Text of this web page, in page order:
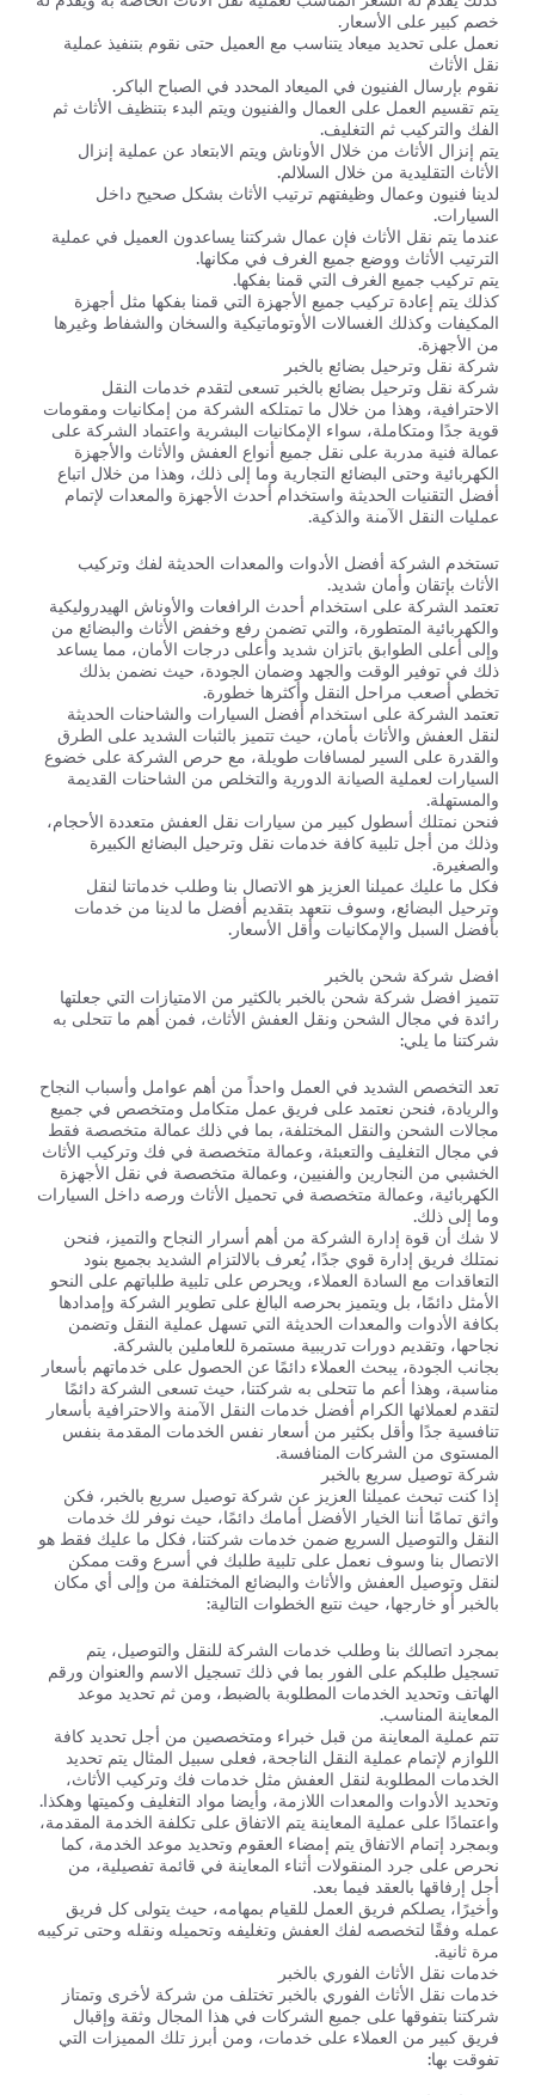
خصم كبير على الأسعار.
نعمل على تحديد ميعاد يتناسب مع العميل حتى نقوم بتنفيذ عملية
نقل الأثاث
نقوم بإرسال الفنيون في الميعاد المحدد في الصباح الباكر.
يتم تقسيم العمل على العمال والفنيون ويتم البدء بتنظيف الأثاث ثم
الفك والتركيب ثم التغليف.
يتم إنزال الأثاث من خلال الأوناش ويتم الابتعاد عن عملية إنزال
الأثاث التقليدية من خلال السلالم.
لدينا فنيون وعمال وظيفتهم ترتيب الأثاث بشكل صحيح داخل
السيارات.
عندما يتم نقل الأثاث فإن عمال شركتنا يساعدون العميل في عملية
الترتيب الأثاث ووضع جميع الغرف في مكانها.
يتم تركيب جميع الغرف التي قمنا بفكها.
كذلك يتم إعادة تركيب جميع الأجهزة التي قمنا بفكها مثل أجهزة
المكيفات وكذلك الغسالات الأوتوماتيكية والسخان والشفاط وغيرها
من الأجهزة.
شركة نقل وترحيل بضائع بالخبر
شركة نقل وترحيل بضائع بالخبر تسعى لتقدم خدمات النقل
الاحترافية، وهذا من خلال ما تمتلكه الشركة من إمكانيات ومقومات
قوية جدًا ومتكاملة، سواء الإمكانيات البشرية واعتماد الشركة على
عمالة فنية مدربة على نقل جميع أنواع العفش والأثاث والأجهزة
الكهربائية وحتى البضائع التجارية وما إلى ذلك، وهذا من خلال اتباع
أفضل التقنيات الحديثة واستخدام أحدث الأجهزة والمعدات لإتمام
عمليات النقل الآمنة والذكية.
تستخدم الشركة أفضل الأدوات والمعدات الحديثة لفك وتركيب
الأثاث بإتقان وأمان شديد.
تعتمد الشركة على استخدام أحدث الرافعات والأوناش الهيدروليكية
والكهربائية المتطورة، والتي تضمن رفع وخفض الأثاث والبضائع من
وإلى أعلى الطوابق باتزان شديد وأعلى درجات الأمان، مما يساعد
ذلك في توفير الوقت والجهد وضمان الجودة، حيث نضمن بذلك
تخطي أصعب مراحل النقل وأكثرها خطورة.
تعتمد الشركة على استخدام أفضل السيارات والشاحنات الحديثة
لنقل العفش والأثاث بأمان، حيث تتميز بالثبات الشديد على الطرق
والقدرة على السير لمسافات طويلة، مع حرص الشركة على خضوع
السيارات لعملية الصيانة الدورية والتخلص من الشاحنات القديمة
والمستهلة.
فنحن نمتلك أسطول كبير من سيارات نقل العفش متعددة الأحجام،
وذلك من أجل تلبية كافة خدمات نقل وترحيل البضائع الكبيرة
والصغيرة.
فكل ما عليك عميلنا العزيز هو الاتصال بنا وطلب خدماتنا لنقل
وترحيل البضائع، وسوف نتعهد بتقديم أفضل ما لدينا من خدمات
بأفضل السبل والإمكانيات وأقل الأسعار.
افضل شركة شحن بالخبر
تتميز افضل شركة شحن بالخبر بالكثير من الامتيازات التي جعلتها
رائدة في مجال الشحن ونقل العفش الأثاث، فمن أهم ما تتحلى به
شركتنا ما يلي:
تعد التخصص الشديد في العمل واحداً من أهم عوامل وأسباب النجاح
والريادة، فنحن نعتمد على فريق عمل متكامل ومتخصص في جميع
مجالات الشحن والنقل المختلفة، بما في ذلك عمالة متخصصة فقط
في مجال التغليف والتعبئة، وعمالة متخصصة في فك وتركيب الأثاث
الخشبي من النجارين والفنيين، وعمالة متخصصة في نقل الأجهزة
الكهربائية، وعمالة متخصصة في تحميل الأثاث ورصه داخل السيارات
وما إلى ذلك.
لا شك أن قوة إدارة الشركة من أهم أسرار النجاح والتميز، فنحن
نمتلك فريق إدارة قوي جدًا، يُعرف بالالتزام الشديد بجميع بنود
التعاقدات مع السادة العملاء، ويحرص على تلبية طلباتهم على النحو
الأمثل دائمًا، بل ويتميز بحرصه البالغ على تطوير الشركة وإمدادها
بكافة الأدوات والمعدات الحديثة التي تسهل عملية النقل وتضمن
نجاحها، وتقديم دورات تدريبية مستمرة للعاملين بالشركة.
بجانب الجودة، يبحث العملاء دائمًا عن الحصول على خدماتهم بأسعار
مناسبة، وهذا أعم ما تتحلى به شركتنا، حيث تسعى الشركة دائمًا
لتقدم لعملائها الكرام أفضل خدمات النقل الآمنة والاحترافية بأسعار
تنافسية جدًا وأقل بكثير من أسعار نفس الخدمات المقدمة بنفس
المستوى من الشركات المنافسة.
شركة توصيل سريع بالخبر
إذا كنت تبحث عميلنا العزيز عن شركة توصيل سريع بالخبر، فكن
واثق تمامًا أننا الخيار الأفضل أمامك دائمًا، حيث نوفر لك خدمات
النقل والتوصيل السريع ضمن خدمات شركتنا، فكل ما عليك فقط هو
الاتصال بنا وسوف نعمل على تلبية طلبك في أسرع وقت ممكن
لنقل وتوصيل العفش والأثاث والبضائع المختلفة من وإلى أي مكان
بالخبر أو خارجها، حيث نتبع الخطوات التالية:
بمجرد اتصالك بنا وطلب خدمات الشركة للنقل والتوصيل، يتم
تسجيل طلبكم على الفور بما في ذلك تسجيل الاسم والعنوان ورقم
الهاتف وتحديد الخدمات المطلوبة بالضبط، ومن ثم تحديد موعد
المعاينة المناسب.
تتم عملية المعاينة من قبل خبراء ومتخصصين من أجل تحديد كافة
اللوازم لإتمام عملية النقل الناجحة، فعلى سبيل المثال يتم تحديد
الخدمات المطلوبة لنقل العفش مثل خدمات فك وتركيب الأثاث،
وتحديد الأدوات والمعدات اللازمة، وأيضا مواد التغليف وكميتها وهكذا.
واعتمادًا على عملية المعاينة يتم الاتفاق على تكلفة الخدمة المقدمة،
وبمجرد إتمام الاتفاق يتم إمضاء العقوم وتحديد موعد الخدمة، كما
نحرص على جرد المنقولات أثناء المعاينة في قائمة تفصيلية، من
أجل إرفاقها بالعقد فيما بعد.
وأخيرًا، يصلكم فريق العمل للقيام بمهامه، حيث يتولى كل فريق
عمله وفقًا لتخصصه لفك العفش وتغليفه وتحميله ونقله وحتى تركيبه
مرة ثانية.
خدمات نقل الأثاث الفوري بالخبر
خدمات نقل الأثاث الفوري بالخبر تختلف من شركة لأخرى وتمتاز
شركتنا بتفوقها على جميع الشركات في هذا المجال وثقة وإقبال
فريق كبير من العملاء على خدمات، ومن أبرز تلك المميزات التي
تفوقت بها: